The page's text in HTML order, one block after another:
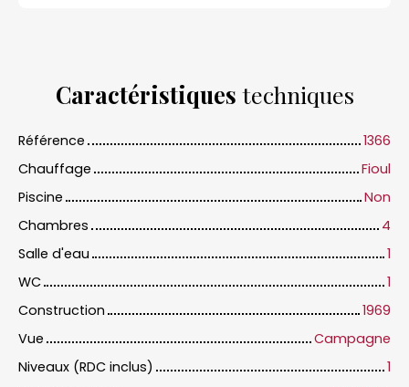
Caractéristiques techniques
Référence
1366
Chauffage
Fioul
Piscine
Non
Chambres
4
Salle d'eau
1
WC
1
Construction
1969
Vue
Campagne
Niveaux (RDC inclus)
1